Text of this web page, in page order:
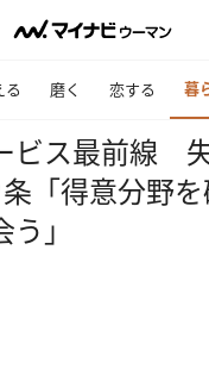
る 磨く 恋する 暮
ビス最前線
「得意分野を
」